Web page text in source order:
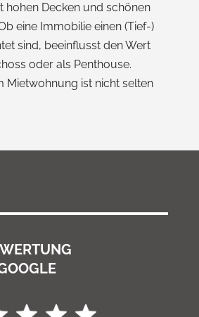
hohen Decken und schönen
eine Immobilie einen (Tief-)
sind, beeinflusst den Wert
oder als Penthouse.
Mietwohnung ist nicht selten